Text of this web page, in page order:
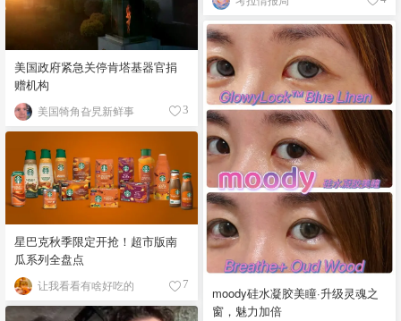
美国政府紧急关停肯塔基器官捐
赠机构
美国犄角旮旯新鲜事 3
moody硅水凝胶美瞳·升级灵魂之
窗，魅力加倍
星巴克秋季限定开抢！超市版南
瓜系列全盘点
让我看看有啥好吃的 7